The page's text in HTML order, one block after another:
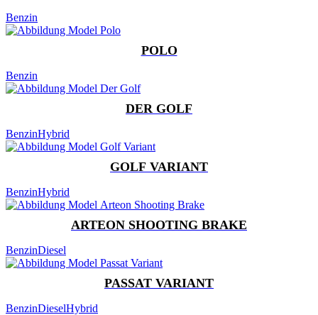
Benzin
POLO
Benzin
DER GOLF
BenzinHybrid
GOLF VARIANT
BenzinHybrid
ARTEON SHOOTING BRAKE
BenzinDiesel
PASSAT VARIANT
BenzinDieselHybrid